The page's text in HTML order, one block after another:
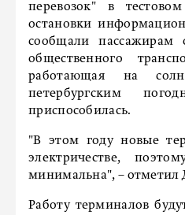
перевозок" в
остановки
сообщали
общественного
работающая на
петербургским
приспособилась.
"В этом году новые
электричестве,
минимальна", – отметил
Работу терминалов